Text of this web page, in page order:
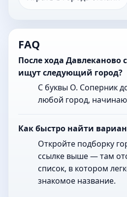
FAQ
После хода Давлеканово
ищут следующий город?
С буквы О. Соперник
любой город,
Как быстро найти
Откройте подборку
ссылке выше — там
список, в котором
знакомое название.